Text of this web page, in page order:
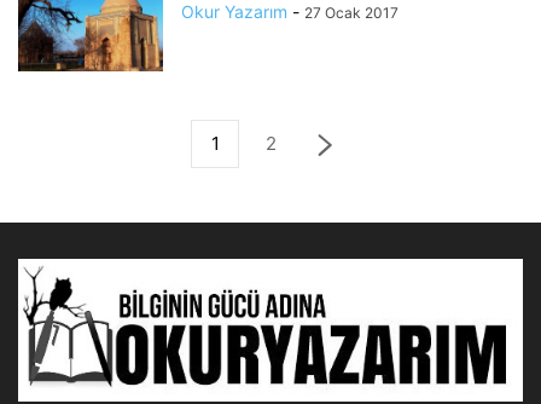
Okur Yazarım - 27 Ocak 2017
1 2